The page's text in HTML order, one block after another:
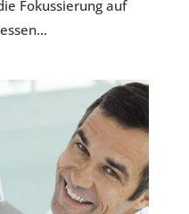
Fokussierung auf